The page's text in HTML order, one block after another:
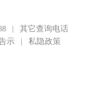
| 其它查询电话
示 | 私隐政策